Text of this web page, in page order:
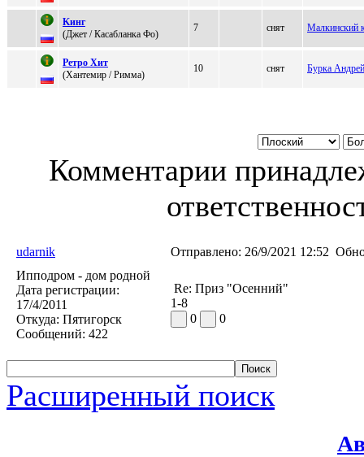
Kинг
(Джет / Кaсaблaнкa Фо)
7 снят Малкинский
Рeтpo Xит
(Хантемир / Pимма)
10 снят Бурка
Комментарии
udarnik Отправлено: 26/9/2021 12:52
Ипподром - дом родной
Дата регистрации:
17/4/2011
Откуда: Пятигорск
Сообщений: 422
Re: Приз "Осенний"
1-8
0
0
Расширенный поиск